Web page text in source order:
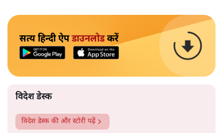
सत्य हिन्दी ऐपडाउनलोडकरें
विदेश डेस्क
विदेश डेस्क की और स्टोरी पढ़ें